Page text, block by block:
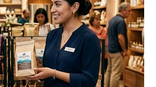
Investigación de mercado